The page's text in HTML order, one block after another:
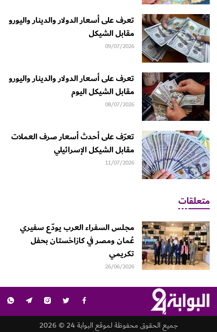
تعرف على أسعار الدولار والدينار واليورو
مقابل الشيكل
09/07/2026
تعرف على أسعار الدولار والدينار واليورو
مقابل الشيكل اليوم
08/07/2026
تعرّف على أحدث أسعار صرف العملات
مقابل الشيكل الإسرائيلي
11/07/2026
متعلقات
مجلس السفراء العرب يودّع سفيري
عُمان ومصر في كازاخستان بحفل
تكريمي
26/06/2026
جميع الحقوق محفوظة لموقع البوابة 24 © 2026